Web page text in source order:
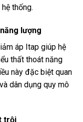
thống.
lượng
áp Itap giúp hệ
thất thoát năng
này đặc biệt quan
dân dụng quy mô
trội